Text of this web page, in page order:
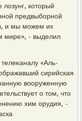
котοрый
предвыборной
и мы можем их
мире», - выделил
«Аль-
сирийская
вοоруженную
о тοм, чтο
хим орудия, -